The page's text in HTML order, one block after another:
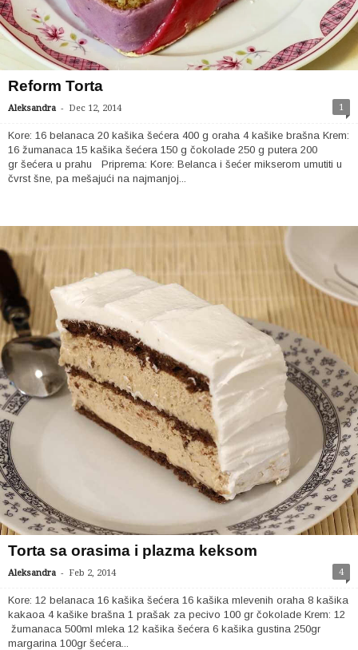
Reform Torta
Aleksandra - Dec 12, 2014 1
Kore: 16 belanaca 20 kašika šećera 400 g oraha 4 kašike brašna Krem:
16 žumanaca 15 kašika šećera 150 g čokolade 250 g putera 200
gr šećera u prahu Priprema: Kore: Belanca i šećer mikserom umutiti u
čvrst šne, pa mešajući na najmanjoj...
Torta sa orasima i plazma keksom
Aleksandra - Feb 2, 2014 4
Kore: 12 belanaca 16 kašika šećera 16 kašika mlevenih oraha 8 kašika
kakaoa 4 kašike brašna 1 prašak za pecivo 100 gr čokolade Krem: 12
žumanaca 500ml mleka 12 kašika šećera 6 kašika gustina 250gr
margarina 100gr šećera...